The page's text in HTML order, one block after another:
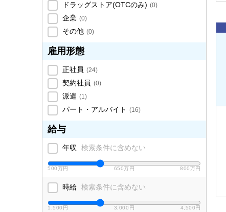
ドラッグストア(OTCのみ) (0)
企業 (0)
その他 (0)
雇用形態
正社員 (24)
契約社員 (0)
派遣 (1)
パート・アルバイト (16)
給与
年収 検索条件に含めない
500万円 650万円 800万円
時給 検索条件に含めない
1,500円 3,000円 4,500円